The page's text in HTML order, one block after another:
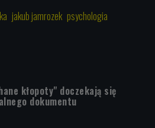
jakub jamrozek psychologia
kłopoty" doczekają się
dokumentu